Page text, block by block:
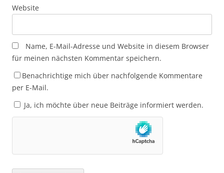
Website
Name, E-Mail-Adresse und Website in diesem Browser
für meinen nächsten Kommentar speichern.
Benachrichtige mich über nachfolgende Kommentare
per E-Mail.
Ja, ich möchte über neue Beiträge informiert werden.